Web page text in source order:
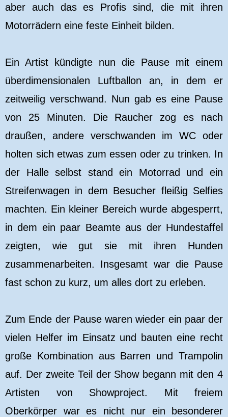
aber auch das es Profis sind, die mit ihren
Motorrädern eine feste Einheit bilden.
Ein Artist kündigte nun die Pause mit einem
überdimensionalen Luftballon an, in dem er
zeitweilig verschwand. Nun gab es eine Pause
von 25 Minuten. Die Raucher zog es nach
draußen, andere verschwanden im WC oder
holten sich etwas zum essen oder zu trinken. In
der Halle selbst stand ein Motorrad und ein
Streifenwagen in dem Besucher fleißig Selfies
machten. Ein kleiner Bereich wurde abgesperrt,
in dem ein paar Beamte aus der Hundestaffel
zeigten, wie gut sie mit ihren Hunden
zusammenarbeiten. Insgesamt war die Pause
fast schon zu kurz, um alles dort zu erleben.
Zum Ende der Pause waren wieder ein paar der
vielen Helfer im Einsatz und bauten eine recht
große Kombination aus Barren und Trampolin
auf. Der zweite Teil der Show begann mit den 4
Artisten von Showproject. Mit freiem
Oberkörper war es nicht nur ein besonderer